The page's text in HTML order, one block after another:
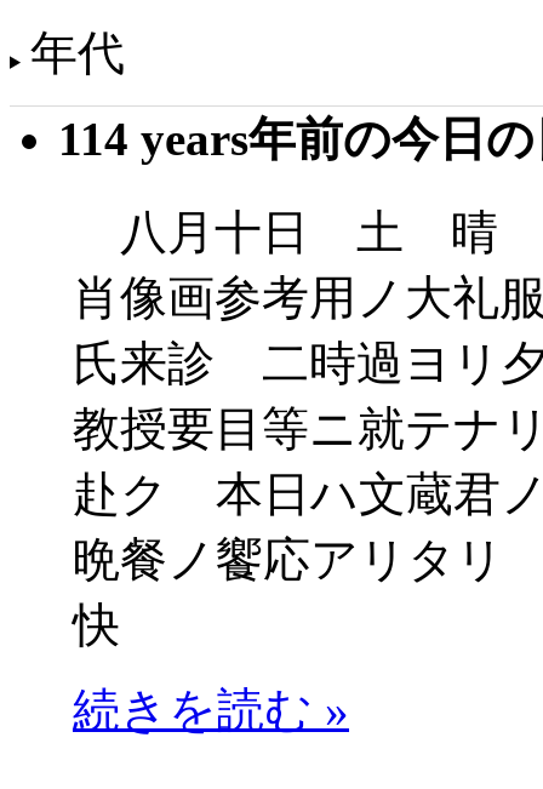
年代
114 years年前の今日
八月十日 土 晴 午
肖像画参考用ノ大礼
氏来診 二時過ヨリ
教授要目等ニ就テナ
赴ク 本日ハ文蔵君
晩餐ノ饗応アリタ
快
続きを読む »